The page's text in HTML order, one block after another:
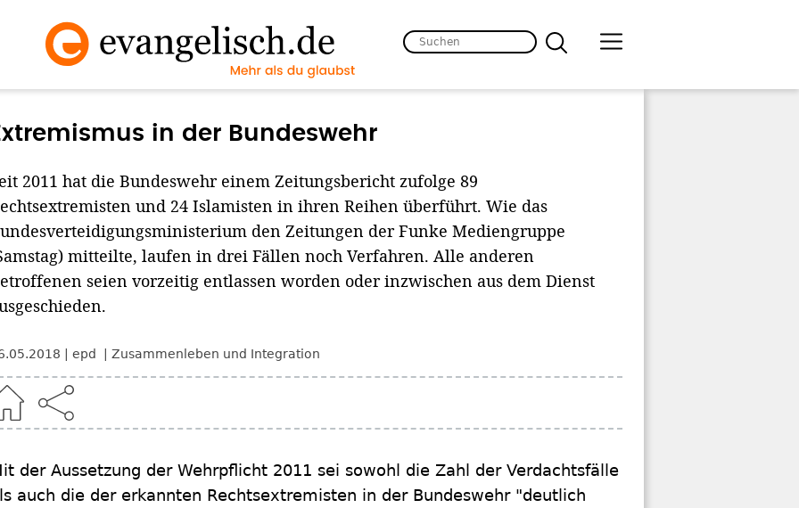
in der Bundeswehr
2011 hat die Bundeswehr einem Zeitungsbericht zufolge 89
und 24 Islamisten in ihren Reihen überführt. Wie das
den Zeitungen der Funke Mediengruppe
mitteilte, laufen in drei Fällen noch Verfahren. Alle anderen
seien vorzeitig entlassen worden oder inzwischen aus dem Dienst
epd Zusammenleben und Integration
der Aussetzung der Wehrpflicht 2011 sei sowohl die Zahl der Verdachtsfälle
auch die der erkannten Rechtsextremisten in der Bundeswehr "deutlich